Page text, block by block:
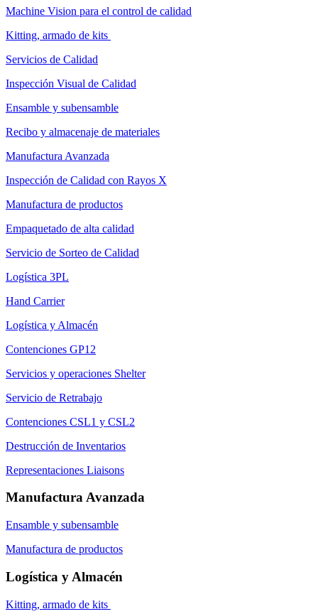
Machine Vision para el control de calidad
Kitting, armado de kits
Servicios de Calidad
Inspección Visual de Calidad
Ensamble y subensamble
Recibo y almacenaje de materiales
Manufactura Avanzada
Inspección de Calidad con Rayos X
Manufactura de productos
Empaquetado de alta calidad
Servicio de Sorteo de Calidad
Logística 3PL
Hand Carrier
Logística y Almacén
Contenciones GP12
Servicios y operaciones Shelter
Servicio de Retrabajo
Contenciones CSL1 y CSL2
Destrucción de Inventarios
Representaciones Liaisons
Manufactura Avanzada
Ensamble y subensamble
Manufactura de productos
Logística y Almacén
Kitting, armado de kits